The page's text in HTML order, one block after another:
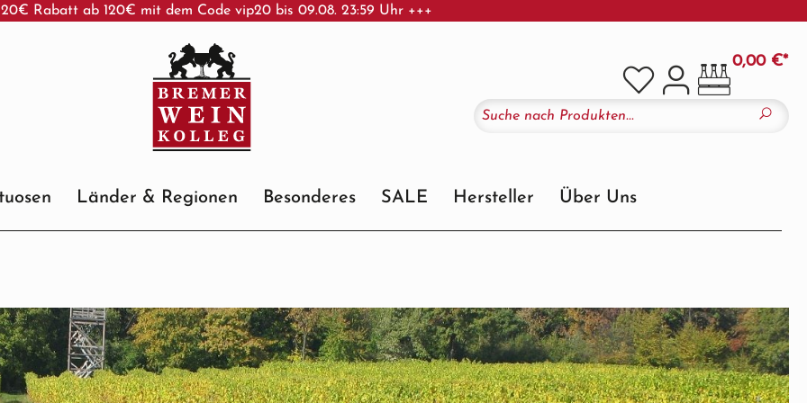
Rabatt ab 120€ mit dem Code vip20 bis 09.08. 23:59 Uhr +++
0,00 €*
Länder & Regionen Besonderes SALE Hersteller Über Uns